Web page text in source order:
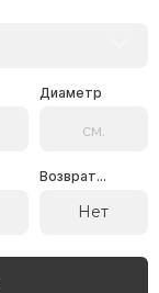
Диаметр
Возврат...
Нет